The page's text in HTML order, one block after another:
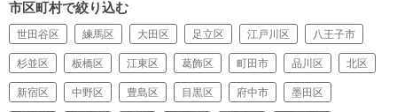
市区町村で絞り込む
世田谷区 練馬区 大田区 足立区 江戸川区 八王子市
杉並区 板橋区 江東区 葛飾区 町田市 品川区 北区
新宿区 中野区 豊島区 目黒区 府中市 墨田区